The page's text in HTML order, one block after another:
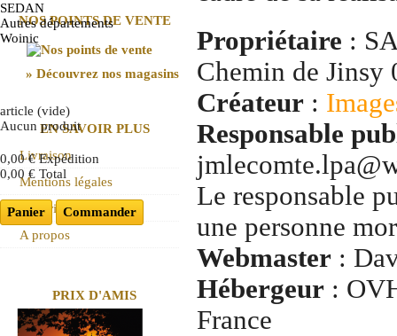
SEDAN
Autres départements
Woinic
article (vide)
Aucun produit
0,00 € Expédition
0,00 € Total
Panier Commander
NOS POINTS DE VENTE
» Découvrez nos magasins
EN SAVOIR PLUS
Livraison
Mentions légales
Historique
A propos
PRIX D'AMIS
Propriétaire :
Chemin de
Créateur :
Responsable
Le responsable
une personne
Webmaster :
Hébergeur :
France